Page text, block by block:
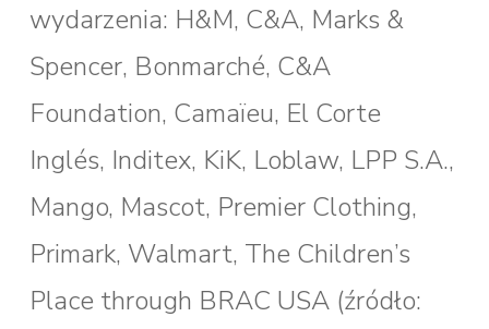
wydarzenia: H&M, C&A, Marks &
Spencer, Bonmarché, C&A
Foundation, Camaïeu, El Corte
Inglés, Inditex, KiK, Loblaw, LPP S.A.,
Mango, Mascot, Premier Clothing,
Primark, Walmart, The Children’s
Place through BRAC USA (źródło: